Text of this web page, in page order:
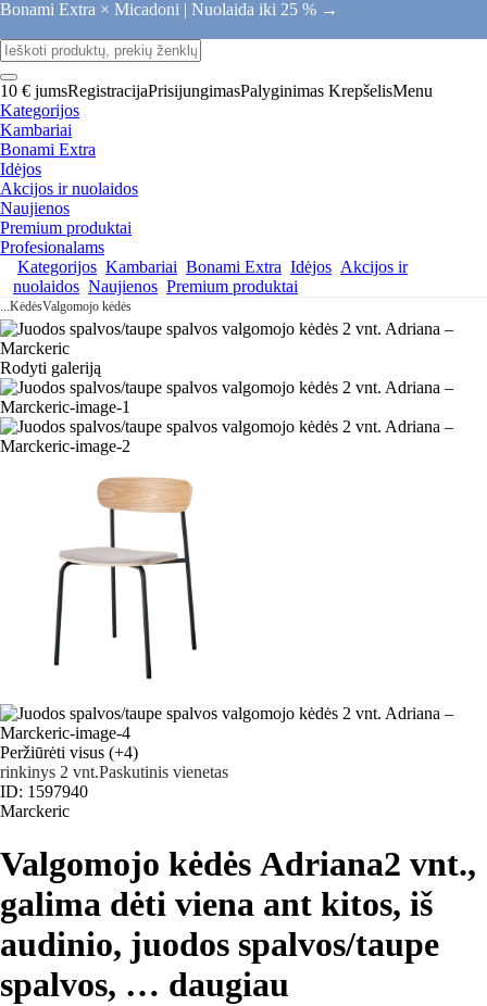
Bonami Extra × Micadoni | Nuolaida iki 25 % →
10 € jumsRegistracijaPrisijungimasPalyginimas KrepšelisMenu
Kategorijos
Kambariai
Bonami Extra
Idėjos
Akcijos ir nuolaidos
Naujienos
Premium produktai
Profesionalams
Kategorijos Kambariai Bonami Extra Idėjos Akcijos ir
nuolaidos Naujienos Premium produktai
...KėdėsValgomojo kėdės
Rodyti galeriją
Peržiūrėti visus (+4)
rinkinys 2 vnt.Paskutinis vienetas
ID: 1597940
Marckeric
Valgomojo kėdės Adriana2 vnt.,
galima dėti viena ant kitos, iš
audinio, juodos spalvos/taupe
spalvos, … daugiau